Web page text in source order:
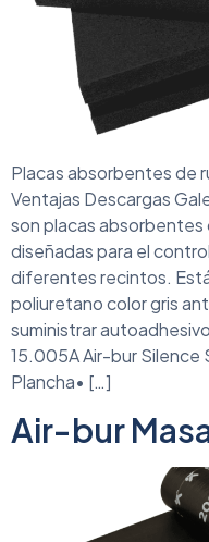
Placas absorbentes de
Ventajas Descargas
son placas
diseñadas para el
diferentes recintos.
poliuretano color gris
suministrar
15.005A Air-bur Silence
Plancha• […]
Air-bur